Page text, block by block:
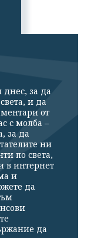
днес, за да
и да
от
с молба –
за да
ни
по света,
в интернет
и
да
да